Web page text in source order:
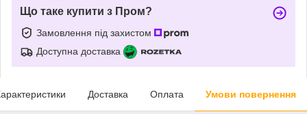
Що таке купити з Пром?
Замовлення під захистом
Доступна доставка
Доставка Оплата Умови повернення